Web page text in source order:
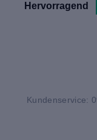
Hervorragend
Kundenservice: